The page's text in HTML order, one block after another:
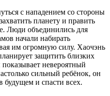
с нападением со стороны
планету и править
Люди объединились для
начали набирать
им огромную силу. Хаочэнь
защитить близких
невероятный
сильный ребёнок, он
будущем и спасти всех.